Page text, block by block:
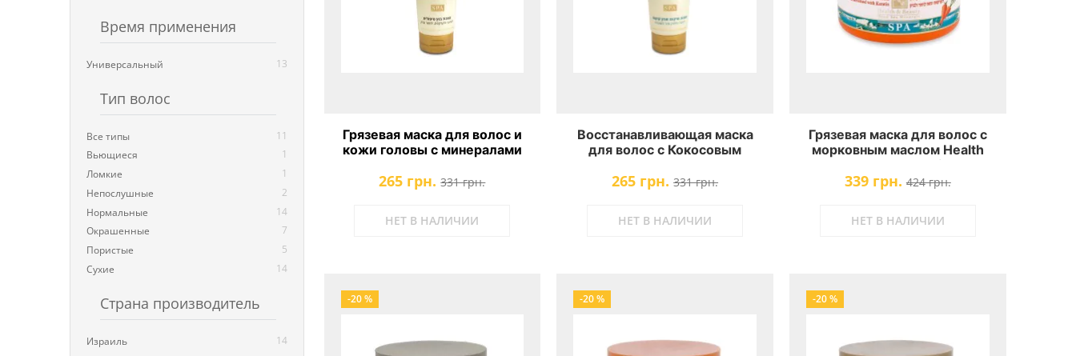
Время применения
Универсальный 13
Тип волос
Все типы
11
Вьющиеся
1
Ломкие
1
Непослушные
2
Нормальные
14
Окрашенные
7
Пористые
5
Сухие
14
Страна производитель
Израиль 14
Грязевая маска для волос и
кожи головы с минералами
Beauty
265 грн. 331 грн.
НЕТ В НАЛИЧИИ
Восстанавливающая маска
для волос с Кокосовым
Укрепление Health & Beauty
265 грн. 331 грн.
НЕТ В НАЛИЧИИ
Грязевая маска для волос с
морковным маслом Health
And Beauty Carrot Oil & Mud
Hair Mask
339 грн. 424 грн.
НЕТ В НАЛИЧИИ
-20 % -20 % -20 %